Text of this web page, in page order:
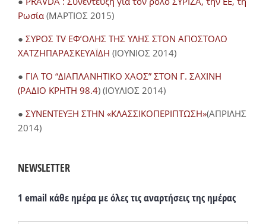
Ρωσία (ΜΑΡΤΙΟΣ 2015)
● ΣΥΡΟΣ TV ΕΦ’ΟΛΗΣ ΤΗΣ ΥΛΗΣ ΣΤΟΝ ΑΠΟΣΤΟΛΟ
ΧΑΤΖΗΠΑΡΑΣΚΕΥΑΪΔΗ (ΙΟΥΝΙΟΣ 2014)
● ΓΙΑ ΤΟ “ΔΙΑΠΛΑΝΗΤΙΚΟ ΧΑΟΣ” ΣΤΟΝ Γ. ΣΑΧΙΝΗ
(ΡΑΔΙΟ ΚΡΗΤΗ 98.4) (ΙΟΥΛΙΟΣ 2014)
● ΣΥΝΕΝΤΕΥΞΗ ΣΤΗΝ «ΚΛΑΣΣΙΚΟΠΕΡΙΠΤΩΣΗ»(ΑΠΡΙΛΗΣ
2014)
NEWSLETTER
1 email κάθε ημέρα με όλες τις αναρτήσεις της ημέρας